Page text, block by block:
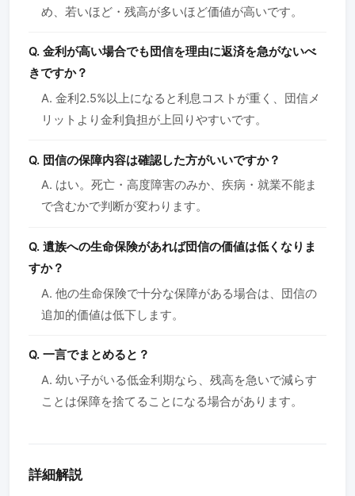
め、若いほど・残高が多いほど価値が高いです。
Q. 金利が高い場合でも団信を理由に返済を急がないべ
きですか？
A. 金利2.5%以上になると利息コストが重く、団信メ
リットより金利負担が上回りやすいです。
Q. 団信の保障内容は確認した方がいいですか？
A. はい。死亡・高度障害のみか、疾病・就業不能ま
で含むかで判断が変わります。
Q. 遺族への生命保険があれば団信の価値は低くなりま
すか？
A. 他の生命保険で十分な保障がある場合は、団信の
追加的価値は低下します。
Q. 一言でまとめると？
A. 幼い子がいる低金利期なら、残高を急いで減らす
ことは保障を捨てることになる場合があります。
詳細解説